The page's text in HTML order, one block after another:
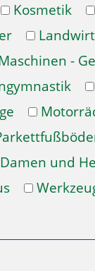
Kosmetik
-
und